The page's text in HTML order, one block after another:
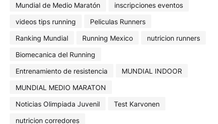
Mundial de Medio Maratón
inscripciones eventos
videos tips running
Peliculas Runners
Ranking Mundial
Running Mexico
nutricion runners
Biomecanica del Running
Entrenamiento de resistencia
MUNDIAL INDOOR
MUNDIAL MEDIO MARATON
Noticias Olimpiada Juvenil
Test Karvonen
nutricion corredores